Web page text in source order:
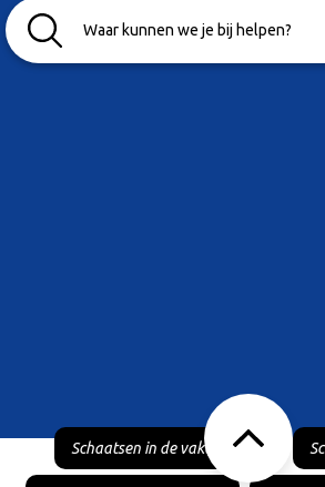
Schaatsen in de vakantie